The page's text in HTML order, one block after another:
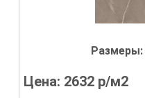
Размеры:
Цена: 2632 р/м2